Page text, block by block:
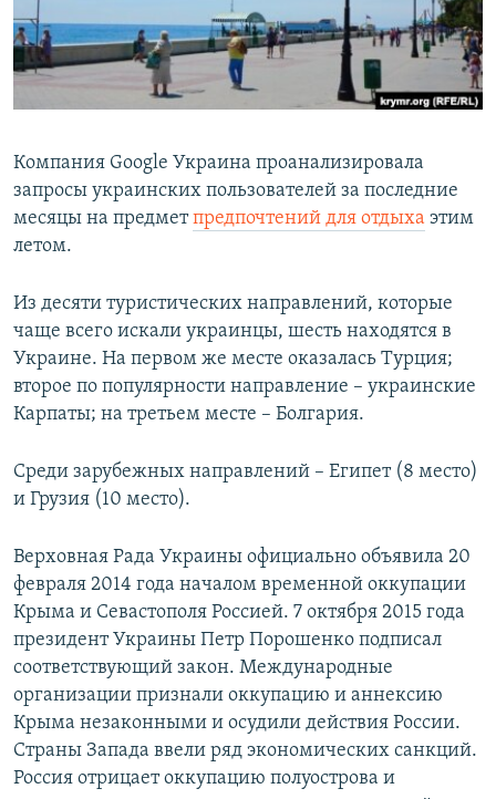
ПОБЕДИТЕЛЕЙ НЕ СУДЯТ?
КРЫМ.НЕПОКОРЕННЫЙ
ПРИСОЕДИНЯЙТЕСЬ!
Все сайты RFE/RL
Компания Google Украина проанализировала
запросы украинских пользователей за последние
месяцы на предметпредпочтений для отдыха этим
летом.
Из десяти туристических направлений, которые
чаще всего искали украинцы, шесть находятся в
Украине. На первом же месте оказалась Турция;
второе по популярности направление – украинские
Карпаты; на третьем месте – Болгария.
Среди зарубежных направлений – Египет (8 место)
и Грузия (10 место).
Верховная Рада Украины официально объявила 20
февраля 2014 года началом временной оккупации
Крыма и Севастополя Россией. 7 октября 2015 года
президент Украины Петр Порошенко подписал
соответствующий закон. Международные
организации признали оккупацию и аннексию
Крыма незаконными и осудили действия России.
Страны Запада ввели ряд экономических санкций.
Россия отрицает оккупацию полуострова и